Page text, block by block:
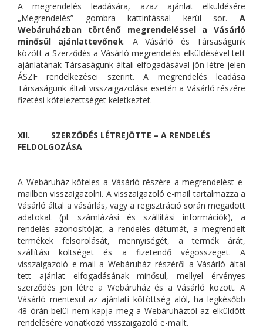
A megrendelés leadására, azaz ajánlat elküldésére
„Megrendelés” gombra kattintással kerül sor. A
Webáruházban történő megrendeléssel a Vásárló
minősül ajánlattevőnek. A Vásárló és Társaságunk
között a Szerződés a Vásárló megrendelés elküldésével tett
ajánlatának Társaságunk általi elfogadásával jön létre jelen
ÁSZF rendelkezései szerint. A megrendelés leadása
Társaságunk általi visszaigazolása esetén a Vásárló részére
fizetési kötelezettséget keletkeztet.
XII. SZERZŐDÉS LÉTREJÖTTE – A RENDELÉS
FELDOLGOZÁSA
A Webáruház köteles a Vásárló részére a megrendelést e-
mailben visszaigazolni. A visszaigazoló e-mail tartalmazza a
Vásárló által a vásárlás, vagy a regisztráció során megadott
adatokat (pl. számlázási és szállítási információk), a
rendelés azonosítóját, a rendelés dátumát, a megrendelt
termékek felsorolását, mennyiségét, a termék árát,
szállítási költséget és a fizetendő végösszeget. A
visszaigazoló e-mail a Webáruház részéről a Vásárló által
tett ajánlat elfogadásának minősül, mellyel érvényes
szerződés jön létre a Webáruház és a Vásárló között. A
Vásárló mentesül az ajánlati kötöttség alól, ha legkésőbb
48 órán belül nem kapja meg a Webáruháztól az elküldött
rendelésére vonatkozó visszaigazoló e-mailt.